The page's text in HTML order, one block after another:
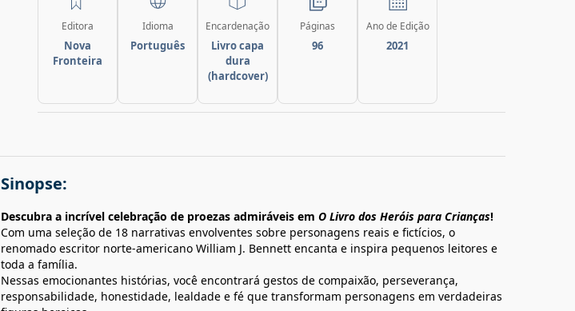
Editora
Nova
Fronteira
Idioma
Português
Encardenação
Livro capa
dura
(hardcover)
Páginas
96
Ano de Edição
2021
Sinopse:
Descubra a incrível celebração de proezas admiráveis em O Livro dos Heróis para Crianças!
Com uma seleção de 18 narrativas envolventes sobre personagens reais e fictícios, o
renomado escritor norte-americano William J. Bennett encanta e inspira pequenos leitores e
toda a família.
Nessas emocionantes histórias, você encontrará gestos de compaixão, perseverança,
responsabilidade, honestidade, lealdade e fé que transformam personagens em verdadeiras